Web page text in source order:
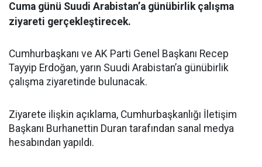
Cuma günü Suudi Arabistan’a günübirlik çalışma
ziyareti gerçekleştirecek.
Cumhurbaşkanı ve AK Parti Genel Başkanı Recep
Tayyip Erdoğan, yarın Suudi Arabistan’a günübirlik
çalışma ziyaretinde bulunacak.
Ziyarete ilişkin açıklama, Cumhurbaşkanlığı İletişim
Başkanı Burhanettin Duran tarafından sanal medya
hesabından yapıldı.